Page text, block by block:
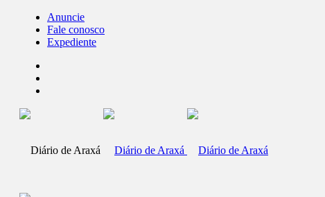
Anuncie
Fale conosco
Expediente